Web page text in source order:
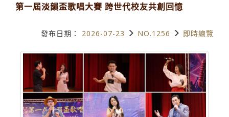
第一屆淡韻盃歌唱大賽 跨世代校友共創回憶
發布日期： 2026-07-23 NO.1256 即時總覽